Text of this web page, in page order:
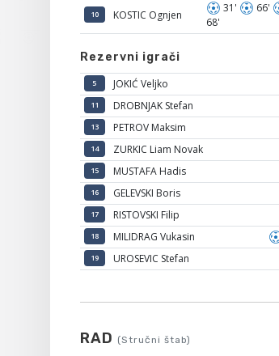
10 KOSTIC Ognjen
31'
66'
68'
Rezervni igrači
5 JOKIĆ Veljko
11 DROBNJAK Stefan
13 PETROV Maksim
14 ZURKIC Liam Novak
15 MUSTAFA Hadis
16 GELEVSKI Boris
17 RISTOVSKI Filip
18 MILIDRAG Vukasin
19 UROSEVIC Stefan
RAD (Stručni štab)